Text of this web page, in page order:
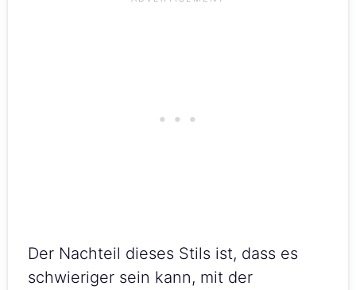
Der Nachteil dieses Stils ist, dass es
schwieriger sein kann, mit der